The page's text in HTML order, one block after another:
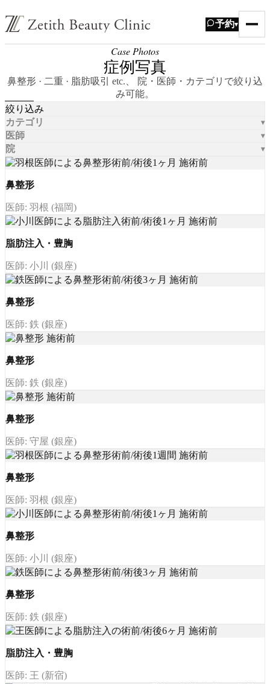
予約▾
Case Photos
症例写真
鼻整形 · 二重 · 脂肪吸引 etc.、 院・医師・カテゴリで絞り込
み可能。
絞り込み
カテゴリ
医師
院
鼻整形
医師: 羽根 (福岡)
脂肪注入・豊胸
医師: 小川 (銀座)
鼻整形
医師: 鉄 (銀座)
鼻整形
医師: 鉄 (銀座)
鼻整形
医師: 守屋 (銀座)
鼻整形
医師: 羽根 (銀座)
鼻整形
医師: 小川 (銀座)
鼻整形
医師: 鉄 (銀座)
脂肪注入・豊胸
医師: 王 (新宿)